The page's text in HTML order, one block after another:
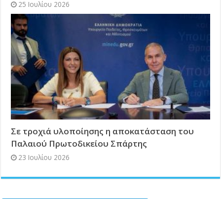
25 Ιουλίου 2026
Σε τροχιά υλοποίησης η αποκατάσταση του
Παλαιού Πρωτοδικείου Σπάρτης
23 Ιουλίου 2026